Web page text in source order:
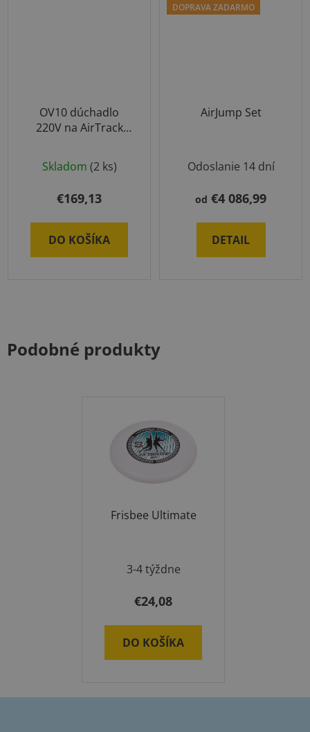
OV10 dúchadlo
220V na AirTrack
Skladom (2 ks)
€169,13
DO KOŠÍKA
DOPRAVA ZADARMO
AirJump Set
Odoslanie 14 dní
od €4 086,99
DETAIL
Podobné produkty
Frisbee Ultimate
3-4 týždne
€24,08
DO KOŠÍKA